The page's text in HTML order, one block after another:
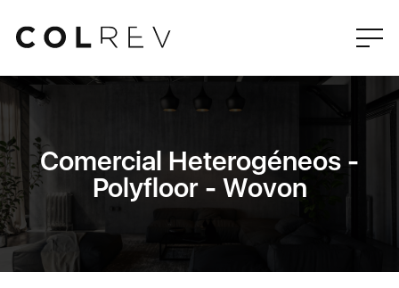
Comercial Heterogéneos -
Polyfloor - Wovon